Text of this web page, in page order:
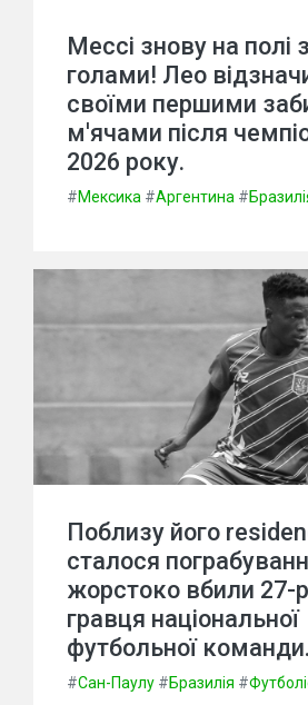
Мессі знову на полі
голами! Лео
своїми першими
м'ячами після
2026 року.
#Мексика #Аргентина #
Поблизу його
сталося
жорстоко вбили 27-
гравця національної
футбольної команди.
#Сан-Паулу #Бразилія #